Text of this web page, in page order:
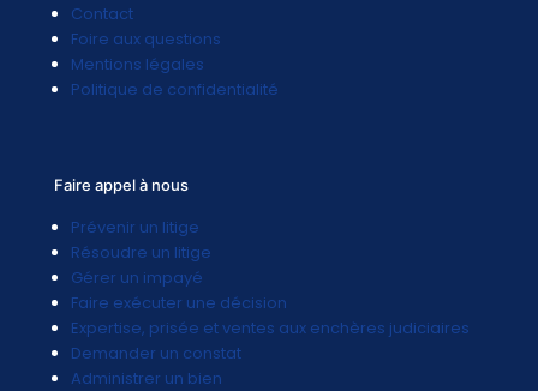
Contact
Foire aux questions
Mentions légales
Politique de confidentialité
Faire appel à nous
Prévenir un litige
Résoudre un litige
Gérer un impayé
Faire exécuter une décision
Expertise, prisée et ventes aux enchères judiciaires
Demander un constat
Administrer un bien